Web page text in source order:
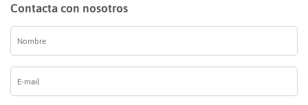
Contacta con nosotros
Nombre
E-
mail
*